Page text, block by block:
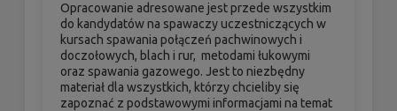
Opracowanie adresowane jest przede wszystkim
do kandydatów na spawaczy uczestniczących w
kursach spawania połączeń pachwinowych i
doczołowych, blach i rur, metodami łukowymi
oraz spawania gazowego. Jest to niezbędny
materiał dla wszystkich, którzy chcieliby się
zapoznać z podstawowymi informacjami na temat